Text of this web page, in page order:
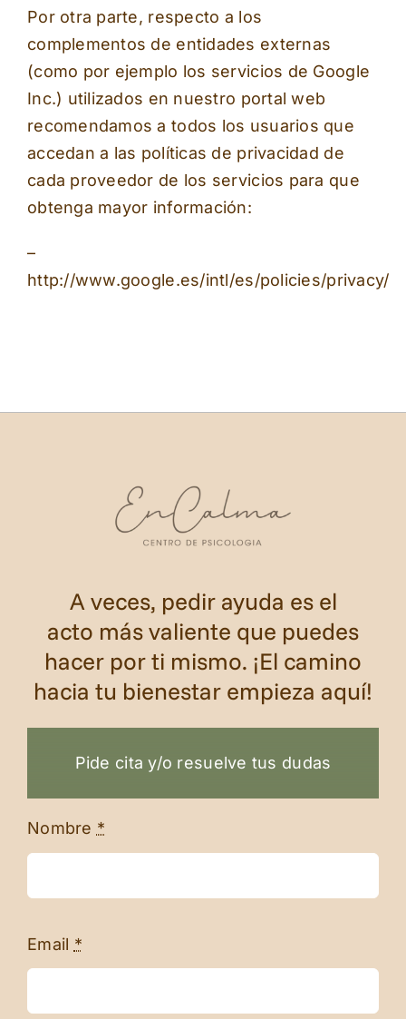
Por otra parte, respecto a los
complementos de entidades externas
(como por ejemplo los servicios de Google
Inc.) utilizados en nuestro portal web
recomendamos a todos los usuarios que
accedan a las políticas de privacidad de
cada proveedor de los servicios para que
obtenga mayor información:
–
http://www.google.es/intl/es/policies/privacy/
A veces, pedir ayuda es el
acto más valiente que puedes
hacer por ti mismo. ¡El camino
hacia tu bienestar empieza aquí!
Pide cita y/o resuelve tus dudas
Nombre *
Email *